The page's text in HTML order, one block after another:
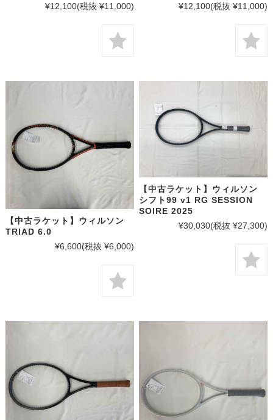
¥12,100(税抜 ¥11,000)
¥12,100(税抜 ¥11,000)
【中古ラケット】ウィルソン
TRIAD 6.0
¥6,600(税抜 ¥6,000)
【中古ラケット】ウィルソン
シフト99 v1 RG SESSION
SOIRE 2025
¥30,030(税抜 ¥27,300)